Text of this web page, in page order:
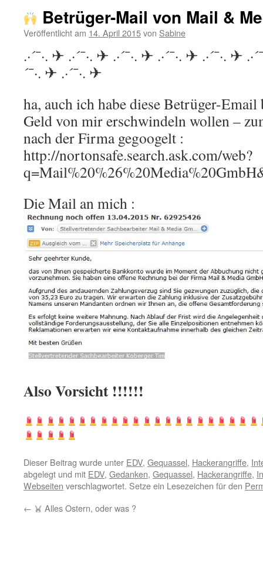
Betrüger-Mail von Mail &
Veröffentlicht am 14. April 2015von Sabine
.·´¯·. ✈ .·´¯·. ✈ .·´¯·. ✈ .·´¯·. ✈ .·´¯·. ✈
´¯·. ✈ .·´¯·. ✈
ha, auch ich habe diese Betrüger-
Geld von mir erschwindeln wollen –
nach der Firma gegoogelt :
http://nortonsafe.search.ask.com/web?
Die Mail an mich :
Also Vorsicht !!!!!!
Dieser Beitrag wurde unter EDV, Gequassel, Hackerangriffe,
abgelegt und mit EDV, Gedanken, Gequassel, Hackerangriffe,
Webseiten verschlagwortet. Setze ein Lesezeichen für den
←
Alles Ostern, oder was ?